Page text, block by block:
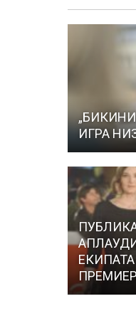
ИГРА
ЕКИПАТА